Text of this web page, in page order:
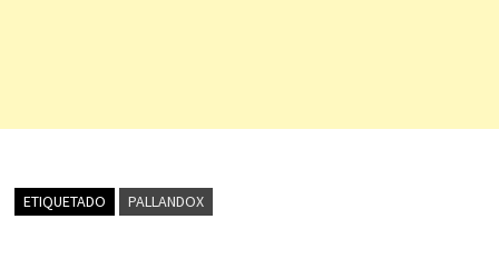
ETIQUETADO PALLANDOX